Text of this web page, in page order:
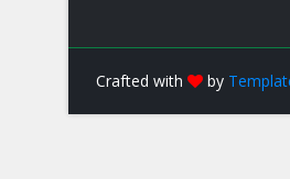
Crafted with by